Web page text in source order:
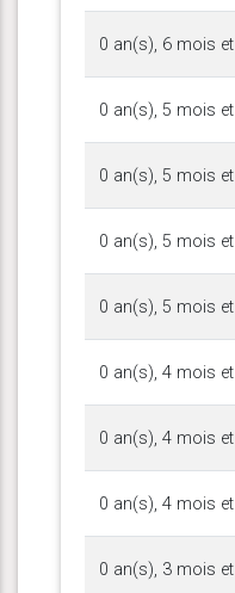
0 an(s), 6 mois
0 an(s), 5 mois
0 an(s), 5 mois
0 an(s), 5 mois
0 an(s), 5 mois
0 an(s), 4 mois
0 an(s), 4 mois
0 an(s), 4 mois
0 an(s), 3 mois